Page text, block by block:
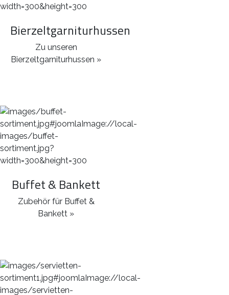
Bierzeltgarniturhussen
Zu unseren
Bierzeltgarniturhussen »
Buffet & Bankett
Zubehör für Buffet &
Bankett »